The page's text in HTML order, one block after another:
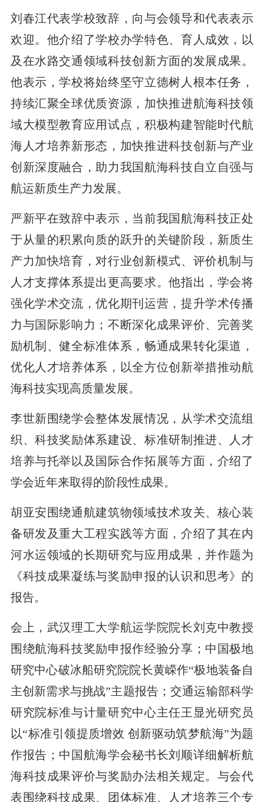
刘春江代表学校致辞，向与会领导和代表表示
欢迎。他介绍了学校办学特色、育人成效，以
及在水路交通领域科技创新方面的发展成果。
他表示，学校将始终坚守立德树人根本任务，
持续汇聚全球优质资源，加快推进航海科技领
域大模型教育应用试点，积极构建智能时代航
海人才培养新形态，加快推进科技创新与产业
创新深度融合，助力我国航海科技自立自强与
航运新质生产力发展。
严新平在致辞中表示，当前我国航海科技正处
于从量的积累向质的跃升的关键阶段，新质生
产力加快培育，对行业创新模式、评价机制与
人才支撑体系提出更高要求。他指出，学会将
强化学术交流，优化期刊运营，提升学术传播
力与国际影响力；不断深化成果评价、完善奖
励机制、健全标准体系，畅通成果转化渠道，
优化人才培养体系，以全方位创新举措推动航
海科技实现高质量发展。
李世新围绕学会整体发展情况，从学术交流组
织、科技奖励体系建设、标准研制推进、人才
培养与托举以及国际合作拓展等方面，介绍了
学会近年来取得的阶段性成果。
胡亚安围绕通航建筑物领域技术攻关、核心装
备研发及重大工程实践等方面，介绍了其在内
河水运领域的长期研究与应用成果，并作题为
《科技成果凝练与奖励申报的认识和思考》的
报告。
会上，武汉理工大学航运学院院长刘克中教授
围绕航海科技奖励申报作经验分享；中国极地
研究中心破冰船研究院院长黄嵘作“极地装备自
主创新需求与挑战”主题报告；交通运输部科学
研究院标准与计量研究中心主任王显光研究员
以“标准引领提质增效 创新驱动筑梦航海”为题
作报告；中国航海学会秘书长刘顺详细解析航
海科技成果评价与奖励办法相关规定。与会代
表围绕科技成果、团体标准、人才培养三个专